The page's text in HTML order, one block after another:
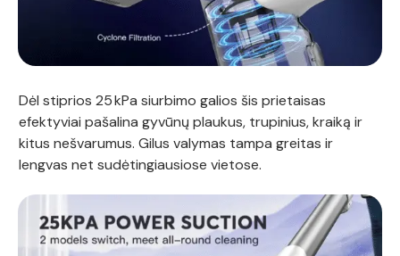
Dėl stiprios 25 kPa siurbimo galios šis prietaisas
efektyviai pašalina gyvūnų plaukus, trupinius, kraiką ir
kitus nešvarumus. Gilus valymas tampa greitas ir
lengvas net sudėtingiausiose vietose.